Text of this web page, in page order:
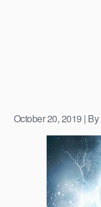
October 20, 2019 | By